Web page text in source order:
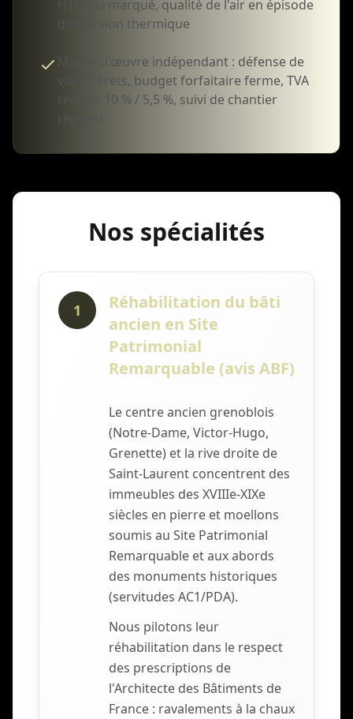
H1c, gel marqué, qualité de l'air en épisode
d'inversion thermique
Maître d'œuvre indépendant : défense de
vos intérêts, budget forfaitaire ferme, TVA
réduite 10 % / 5,5 %, suivi de chantier
régulier
Nos spécialités
1
Réhabilitation du bâti
ancien en Site
Patrimonial
Remarquable (avis ABF)
Le centre ancien grenoblois
(Notre-Dame, Victor-Hugo,
Grenette) et la rive droite de
Saint-Laurent concentrent des
immeubles des XVIIIe-XIXe
siècles en pierre et moellons
soumis au Site Patrimonial
Remarquable et aux abords
des monuments historiques
(servitudes AC1/PDA).
Nous pilotons leur
réhabilitation dans le respect
des prescriptions de
l'Architecte des Bâtiments de
France : ravalements à la chaux